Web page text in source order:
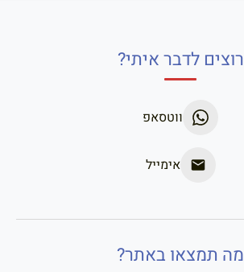
רוצים לדבר איתי?
ווטסאפ
אימייל
מה תמצאו באתר?